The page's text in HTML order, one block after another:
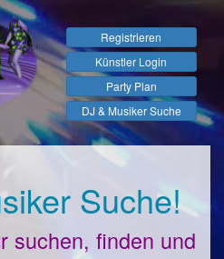
Registrieren
Künstler Login
Party Plan
DJ & Musiker Suche
Suche!
suchen, finden und